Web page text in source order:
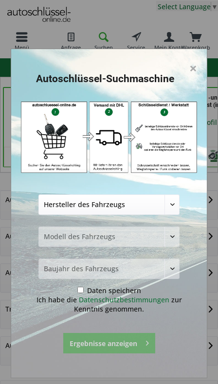
Menü Anfrage Suchen Service Warenkorb
Mein Konto
Select Language ▼
ECU Service
Mobilservice (in
Augsburg)
Händlerprofil
Demuro Schuh &
Schlüsseldienst (in
Grevenbroich)
In Time Schuh -
Schlüsseldienst
Händlerprofil
Autoschlüssel mit Funk
Autoschlüssel ohne Funk
Autoschlüsselgehäuse und Zubehör
Transponder
Autoschlüssel nicht gefunden?
×
Autoschlüssel-Suchmaschine
Daten speichern
Ich habe dieDatenschutzbestimmungen zur
Kenntnis genommen.
Ergebnisse anzeigen